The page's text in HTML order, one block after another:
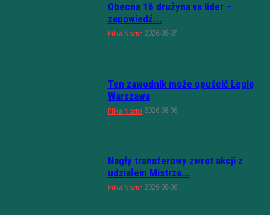
Obecna 16 drużyna vs lider –
zapowiedź...
Piłka Nożna 2026-08-07
Ten zawodnik może opuścić Legię
Warszawa
Piłka Nożna 2026-08-06
Nagły transferowy zwrot akcji z
udziałem Mistrza...
Piłka Nożna 2026-08-06